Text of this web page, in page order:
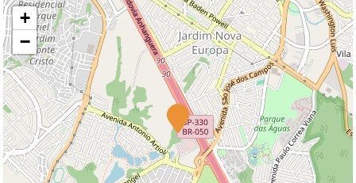
+
−